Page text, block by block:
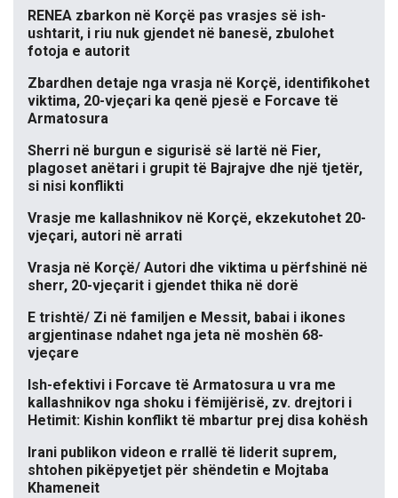
RENEA zbarkon në Korçë pas vrasjes së ish-
ushtarit, i riu nuk gjendet në banesë, zbulohet
fotoja e autorit
Zbardhen detaje nga vrasja në Korçë, identifikohet
viktima, 20-vjeçari ka qenë pjesë e Forcave të
Armatosura
Sherri në burgun e sigurisë së lartë në Fier,
plagoset anëtari i grupit të Bajrajve dhe një tjetër,
si nisi konflikti
Vrasje me kallashnikov në Korçë, ekzekutohet 20-
vjeçari, autori në arrati
Vrasja në Korçë/ Autori dhe viktima u përfshinë në
sherr, 20-vjeçarit i gjendet thika në dorë
E trishtë/ Zi në familjen e Messit, babai i ikones
argjentinase ndahet nga jeta në moshën 68-
vjeçare
Ish-efektivi i Forcave të Armatosura u vra me
kallashnikov nga shoku i fëmijërisë, zv. drejtori i
Hetimit: Kishin konflikt të mbartur prej disa kohësh
Irani publikon videon e rrallë të liderit suprem,
shtohen pikëpyetjet për shëndetin e Mojtaba
Khameneit